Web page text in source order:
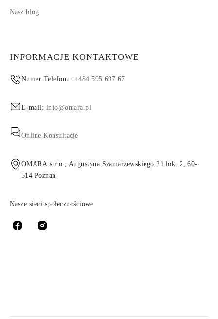
Nasz blog
INFORMACJE KONTAKTOWE
Numer Telefonu: +484 595 697 67
E-mail: info@omara.pl
Online Konsultacje
OMARA s.r.o., Augustyna Szamarzewskiego 21 lok. 2, 60-
514 Poznań
Nasze sieci społecznościowe